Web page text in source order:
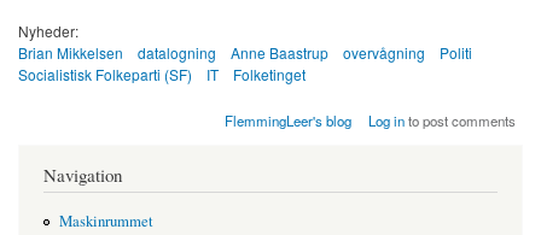
Nyheder:
Brian Mikkelsen
datalogning Anne Baastrup overvågning
Politi
Socialistisk Folkeparti (SF)
IT Folketinget
FlemmingLeer's blog Log into post comments
Navigation
Maskinrummet